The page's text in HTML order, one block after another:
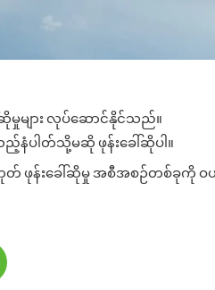
မှုများ လုပ်ဆောင်နိုင်သည်။
နံပါတ်သို့မဆို ဖုန်းခေါ်ဆိုပါ။
တ် ဖုန်းခေါ်ဆိုမှု အစီအစဉ်တစ်ခုကို ဝ